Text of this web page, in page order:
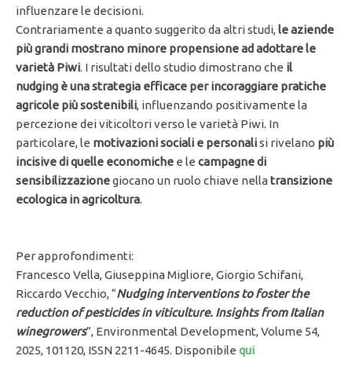
influenzare le decisioni.
Contrariamente a quanto suggerito da altri studi,le aziende
più grandi mostrano minore propensione ad adottare le
varietà Piwi. I risultati dello studio dimostrano che il
nudging è una strategia efficace per incoraggiare pratiche
agricole più sostenibili, influenzando positivamente la
percezione dei viticoltori verso le varietà Piwi. In
particolare, le motivazioni sociali e personalisi rivelano più
incisive di quelle economiche e le campagne di
sensibilizzazionegiocano un ruolo chiave nellatransizione
ecologica in agricoltura.
Per approfondimenti:
Francesco Vella, Giuseppina Migliore, Giorgio Schifani,
Riccardo Vecchio, “Nudging interventions to foster the
reduction of pesticides in viticulture. Insights from Italian
winegrowers”, Environmental Development, Volume 54,
2025, 101120, ISSN 2211-4645. Disponibile qui